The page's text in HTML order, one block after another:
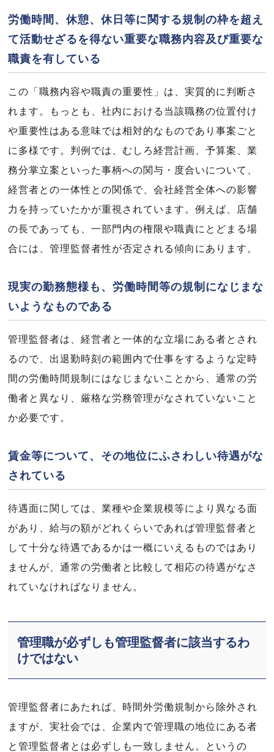
労働時間、休憩、休日等に関する規制の枠を超え
て活動せざるを得ない重要な職務内容及び重要な
職責を有している
この「職務内容や職責の重要性」は、実質的に判断さ
れます。もっとも、社内における当該職務の位置付け
や重要性はある意味では相対的なものであり事案ごと
に多様です。判例では、むしろ経営計画、予算案、業
務分掌立案といった事柄への関与・度合いについて、
経営者との一体性との関係で、会社経営全体への影響
力を持っていたかが重視されています。例えば、店舗
の長であっても、一部門内の権限や職責にとどまる場
合には、管理監督者性が否定される傾向にあります。
現実の勤務態様も、労働時間等の規制になじまな
いようなものである
管理監督者は、経営者と一体的な立場にある者とされ
るので、出退勤時刻の範囲内で仕事をするような定時
間の労働時間規制にはなじまないことから、通常の労
働者と異なり、厳格な労務管理がなされていないこと
か必要です。
賃金等について、その地位にふさわしい待遇がな
されている
待遇面に関しては、業種や企業規模等により異なる面
があり、給与の額がどれくらいであれば管理監督者と
して十分な待遇であるかは一概にいえるものではあり
ませんが、通常の労働者と比較して相応の待遇がなさ
れていなければなりません。
管理職が必ずしも管理監督者に該当するわ
けではない
管理監督者にあたれば、時間外労働規制から除外され
ますが、実社会では、企業内で管理職の地位にある者
と管理監督者とは必ずしも一致しません。というの